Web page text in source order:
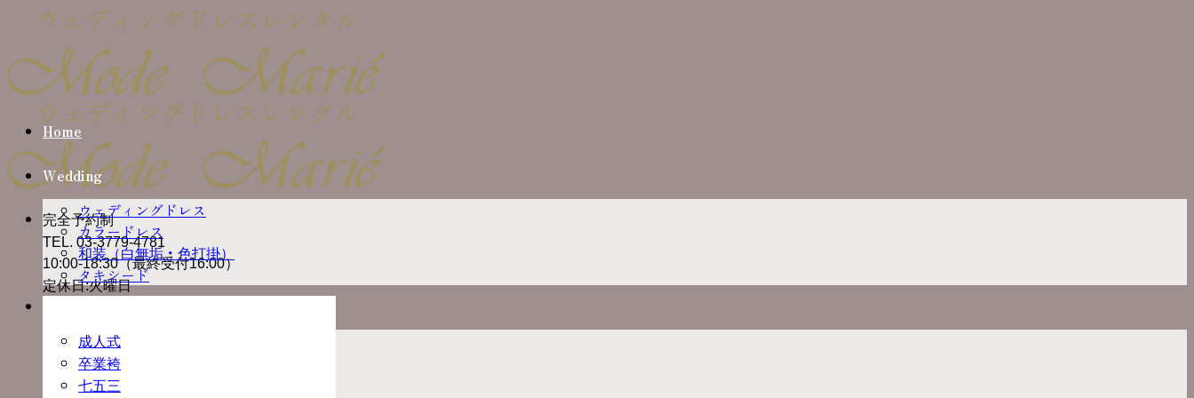
content
完全予約制
TEL. 03-3779-4781
10:00-18:30（最終受付16:00）
定休日:火曜日
Home
Wedding
ウェディングドレス
カラードレス
和装（白無垢・色打掛）
タキシード
成人式
卒業袴
七五三